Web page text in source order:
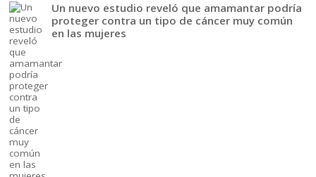
Un nuevo estudio reveló que amamantar podría
proteger contra un tipo de cáncer muy común
en las mujeres